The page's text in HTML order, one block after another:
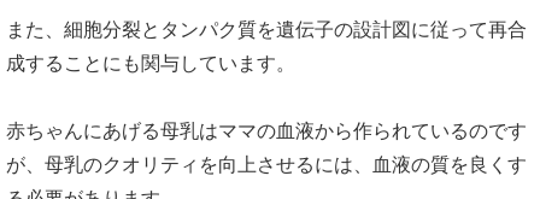
また、細胞分裂とタンパク質を遺伝子の設計図に従って再合
成することにも関与しています。
赤ちゃんにあげる母乳はママの血液から作られているのです
が、母乳のクオリティを向上させるには、血液の質を良くす